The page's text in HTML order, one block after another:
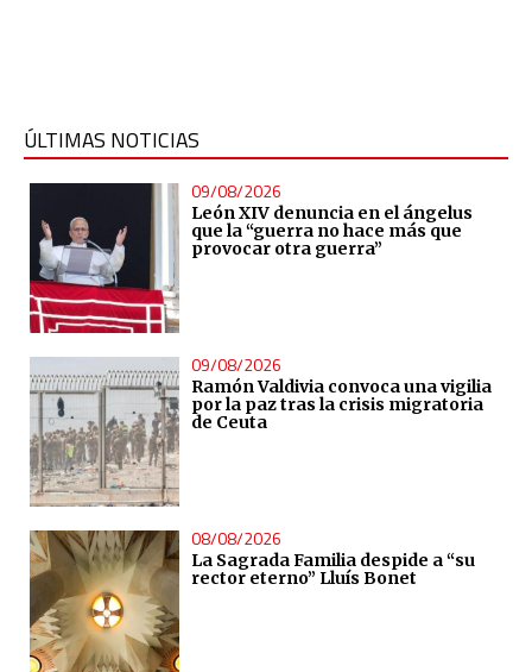
ÚLTIMAS NOTICIAS
09/08/2026
León XIV denuncia en el ángelus
que la “guerra no hace más que
provocar otra guerra”
09/08/2026
Ramón Valdivia convoca una vigilia
por la paz tras la crisis migratoria
de Ceuta
08/08/2026
La Sagrada Familia despide a “su
rector eterno” Lluís Bonet